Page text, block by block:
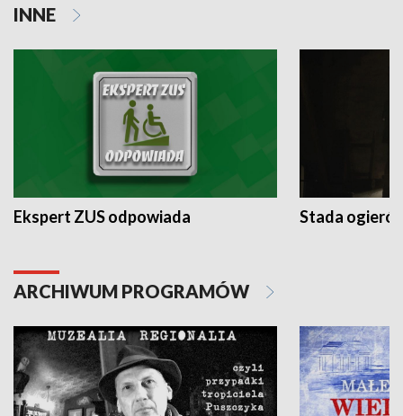
INNE
Ekspert ZUS odpowiada Stada
ARCHIWUM PROGRAMÓW